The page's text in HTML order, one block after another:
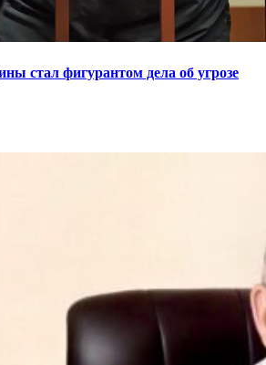
стал фигурантом дела об угрозе